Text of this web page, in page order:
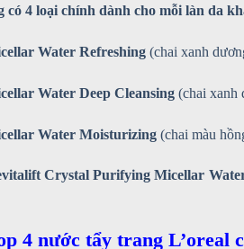
có 4 loại chính dành cho mỗi làn da
Water Refreshing (chai xanh
Water Deep Cleansing (chai xanh
Water Moisturizing (chai màu
Crystal Purifying Micellar
4 nước tẩy trang L’oreal